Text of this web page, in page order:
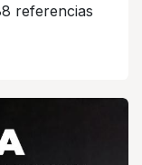
referencias